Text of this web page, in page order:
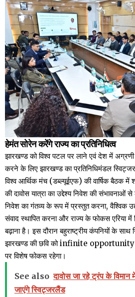
हेमंत सोरेन करेंगे राज्य का प्रतिनिधित्व
झारखण्ड को विश्व पटल पर लाने एवं देश में अग्रणी
करने के लिए झारखण्ड का प्रतिनिधिमंडल
विश्व आर्थिक मंच (डब्ल्यूईएफ) की वार्षिक बैठक में
की दावोस यात्रा का उद्देश्य निवेश की
निवेश का गंतव्य के रूप में प्रस्तुत करना, वैश्विक
संवाद स्थापित करना और राज्य के फोकस एरिया
बढ़ाना है। इस दौरान बहुराष्ट्रीय कंपनियों के साथ
झारखण्ड की छवि को infinite
पर विशेष फोकस रहेगा।
See also दावोस जा रहे ट्रंप के
जाएंगे स्विट्जरलैंड